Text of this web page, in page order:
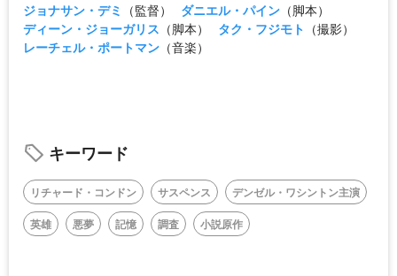
ジョナサン・デミ （監督） ダニエル・パイン （脚本）
ディーン・ジョーガリス （脚本） タク・フジモト （撮影）
レーチェル・ポートマン （音楽）
キーワード
リチャード・コンドン サスペンス
デンゼル・ワシントン主演
英雄
悪夢 記憶 調査 小説原作